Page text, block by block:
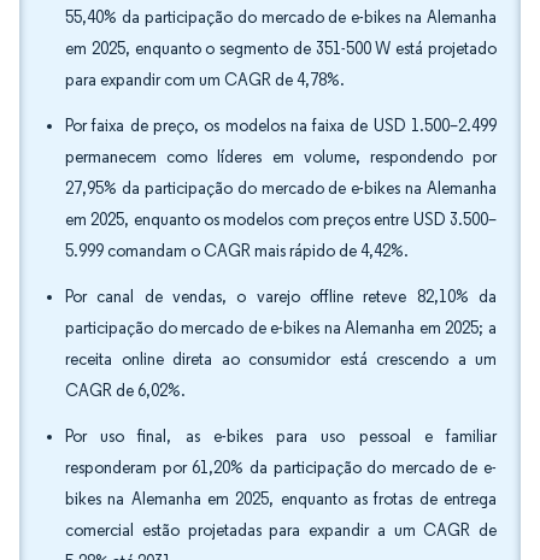
55,40% da participação do mercado de e-bikes na Alemanha
em 2025, enquanto o segmento de 351-500 W está projetado
para expandir com um CAGR de 4,78%.
Por faixa de preço, os modelos na faixa de USD 1.500–2.499
permanecem como líderes em volume, respondendo por
27,95% da participação do mercado de e-bikes na Alemanha
em 2025, enquanto os modelos com preços entre USD 3.500–
5.999 comandam o CAGR mais rápido de 4,42%.
Por canal de vendas, o varejo offline reteve 82,10% da
participação do mercado de e-bikes na Alemanha em 2025; a
receita online direta ao consumidor está crescendo a um
CAGR de 6,02%.
Por uso final, as e-bikes para uso pessoal e familiar
responderam por 61,20% da participação do mercado de e-
bikes na Alemanha em 2025, enquanto as frotas de entrega
comercial estão projetadas para expandir a um CAGR de